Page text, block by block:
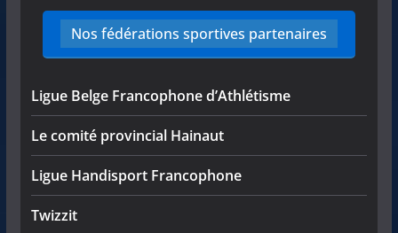
Nos fédérations sportives partenaires
Ligue Belge Francophone d’Athlétisme
Le comité provincial Hainaut
Ligue Handisport Francophone
Twizzit